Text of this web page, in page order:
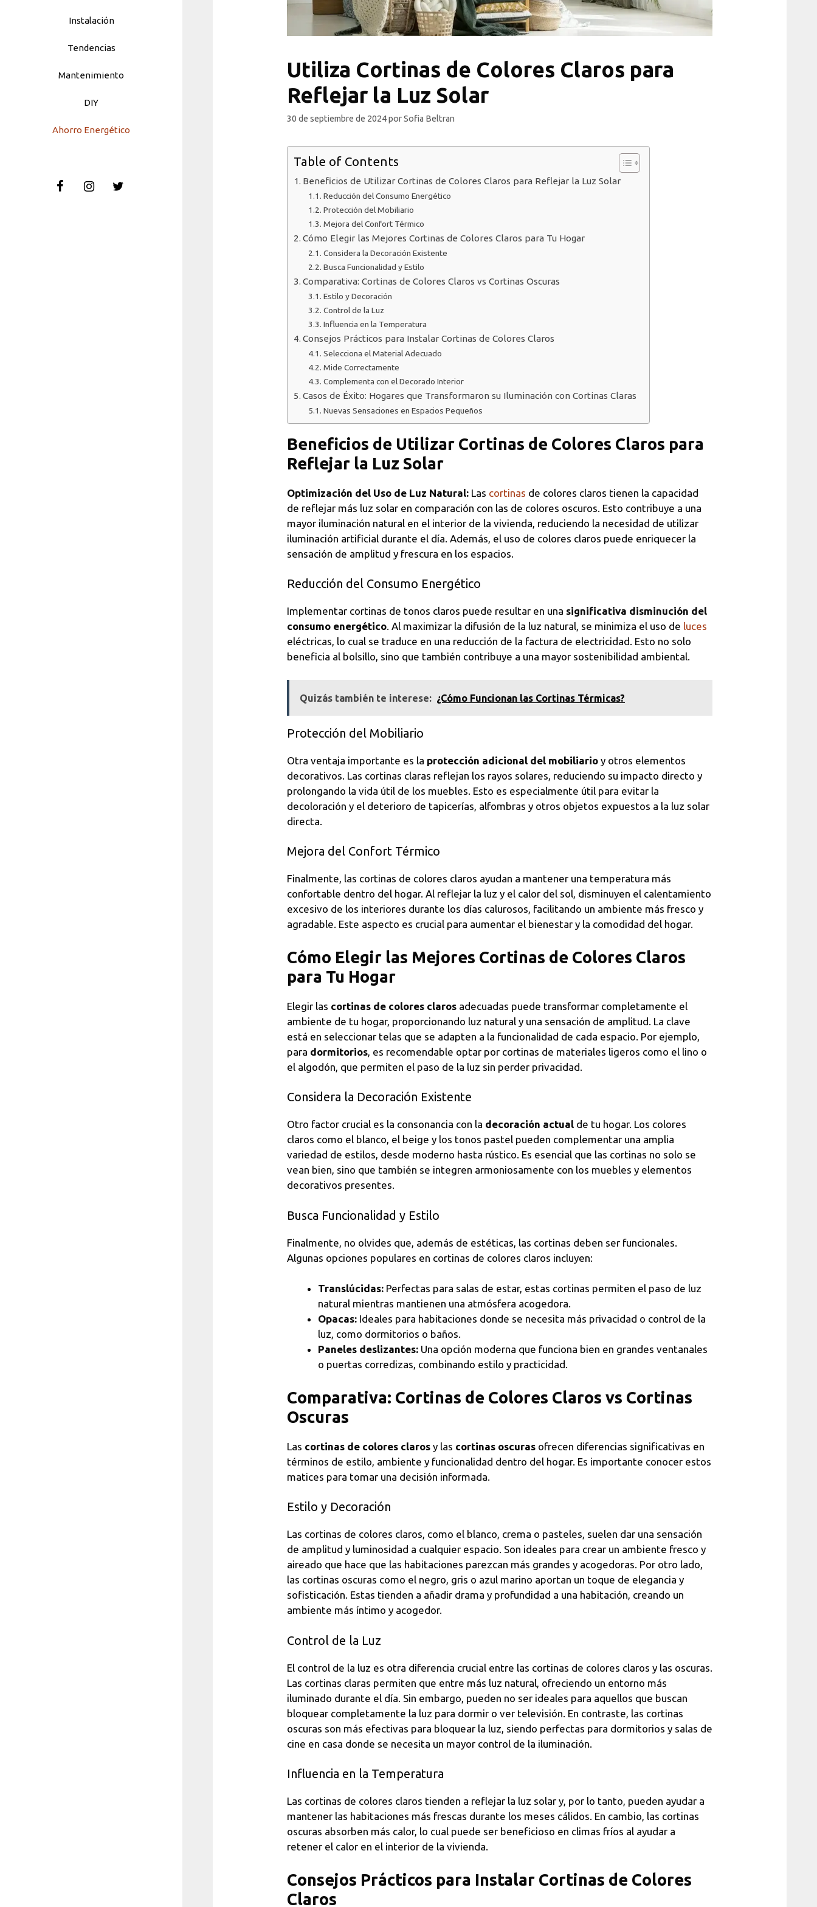
Instalación
Tendencias
Mantenimiento
DIY
Ahorro Energético
Utiliza Cortinas de Colores Claros para
Reflejar la Luz Solar
30 de septiembre de 2024porSofia Beltran
Table of Contents
Beneficios de Utilizar Cortinas de Colores Claros para Reflejar la Luz Solar
Reducción del Consumo Energético
Protección del Mobiliario
Mejora del Confort Térmico
Cómo Elegir las Mejores Cortinas de Colores Claros para Tu Hogar
Considera la Decoración Existente
Busca Funcionalidad y Estilo
Comparativa: Cortinas de Colores Claros vs Cortinas Oscuras
Estilo y Decoración
Control de la Luz
Influencia en la Temperatura
Consejos Prácticos para Instalar Cortinas de Colores Claros
Selecciona el Material Adecuado
Mide Correctamente
Complementa con el Decorado Interior
Casos de Éxito: Hogares que Transformaron su Iluminación con Cortinas Claras
Nuevas Sensaciones en Espacios Pequeños
Beneficios de Utilizar Cortinas de Colores Claros para
Reflejar la Luz Solar
Optimización del Uso de Luz Natural: Las cortinas de colores claros tienen la capacidad
de reflejar más luz solar en comparación con las de colores oscuros. Esto contribuye a una
mayor iluminación natural en el interior de la vivienda, reduciendo la necesidad de utilizar
iluminación artificial durante el día. Además, el uso de colores claros puede enriquecer la
sensación de amplitud y frescura en los espacios.
Reducción del Consumo Energético
Implementar cortinas de tonos claros puede resultar en una significativa disminución del
consumo energético. Al maximizar la difusión de la luz natural, se minimiza el uso de luces
eléctricas, lo cual se traduce en una reducción de la factura de electricidad. Esto no solo
beneficia al bolsillo, sino que también contribuye a una mayor sostenibilidad ambiental.
Quizás también te interese: ¿Cómo Funcionan las Cortinas Térmicas?
Protección del Mobiliario
Otra ventaja importante es la protección adicional del mobiliario y otros elementos
decorativos. Las cortinas claras reflejan los rayos solares, reduciendo su impacto directo y
prolongando la vida útil de los muebles. Esto es especialmente útil para evitar la
decoloración y el deterioro de tapicerías, alfombras y otros objetos expuestos a la luz solar
directa.
Mejora del Confort Térmico
Finalmente, las cortinas de colores claros ayudan a mantener una temperatura más
confortable dentro del hogar. Al reflejar la luz y el calor del sol, disminuyen el calentamiento
excesivo de los interiores durante los días calurosos, facilitando un ambiente más fresco y
agradable. Este aspecto es crucial para aumentar el bienestar y la comodidad del hogar.
Cómo Elegir las Mejores Cortinas de Colores Claros
para Tu Hogar
Elegir las cortinas de colores claros adecuadas puede transformar completamente el
ambiente de tu hogar, proporcionando luz natural y una sensación de amplitud. La clave
está en seleccionar telas que se adapten a la funcionalidad de cada espacio. Por ejemplo,
para dormitorios , es recomendable optar por cortinas de materiales ligeros como el lino o
el algodón, que permiten el paso de la luz sin perder privacidad.
Considera la Decoración Existente
Otro factor crucial es la consonancia con la decoración actual de tu hogar. Los colores
claros como el blanco, el beige y los tonos pastel pueden complementar una amplia
variedad de estilos, desde moderno hasta rústico. Es esencial que las cortinas no solo se
vean bien, sino que también se integren armoniosamente con los muebles y elementos
decorativos presentes.
Busca Funcionalidad y Estilo
Finalmente, no olvides que, además de estéticas, las cortinas deben ser funcionales.
Algunas opciones populares en cortinas de colores claros incluyen:
Translúcidas: Perfectas para salas de estar, estas cortinas permiten el paso de luz
natural mientras mantienen una atmósfera acogedora.
Opacas: Ideales para habitaciones donde se necesita más privacidad o control de la
luz, como dormitorios o baños.
Paneles deslizantes: Una opción moderna que funciona bien en grandes ventanales
o puertas corredizas, combinando estilo y practicidad.
Comparativa: Cortinas de Colores Claros vs Cortinas
Oscuras
Las cortinas de colores claros y las cortinas oscuras ofrecen diferencias significativas en
términos de estilo, ambiente y funcionalidad dentro del hogar. Es importante conocer estos
matices para tomar una decisión informada.
Estilo y Decoración
Las cortinas de colores claros, como el blanco, crema o pasteles, suelen dar una sensación
de amplitud y luminosidad a cualquier espacio. Son ideales para crear un ambiente fresco y
aireado que hace que las habitaciones parezcan más grandes y acogedoras. Por otro lado,
las cortinas oscuras como el negro, gris o azul marino aportan un toque de elegancia y
sofisticación. Estas tienden a añadir drama y profundidad a una habitación, creando un
ambiente más íntimo y acogedor.
Control de la Luz
El control de la luz es otra diferencia crucial entre las cortinas de colores claros y las oscuras.
Las cortinas claras permiten que entre más luz natural, ofreciendo un entorno más
iluminado durante el día. Sin embargo, pueden no ser ideales para aquellos que buscan
bloquear completamente la luz para dormir o ver televisión. En contraste, las cortinas
oscuras son más efectivas para bloquear la luz, siendo perfectas para dormitorios y salas de
cine en casa donde se necesita un mayor control de la iluminación.
Influencia en la Temperatura
Las cortinas de colores claros tienden a reflejar la luz solar y, por lo tanto, pueden ayudar a
mantener las habitaciones más frescas durante los meses cálidos. En cambio, las cortinas
oscuras absorben más calor, lo cual puede ser beneficioso en climas fríos al ayudar a
retener el calor en el interior de la vivienda.
Consejos Prácticos para Instalar Cortinas de Colores
Claros